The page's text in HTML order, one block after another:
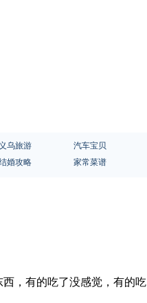
义乌旅游 汽车宝贝
婚攻略 家常菜谱
，有的吃了没感觉，有的